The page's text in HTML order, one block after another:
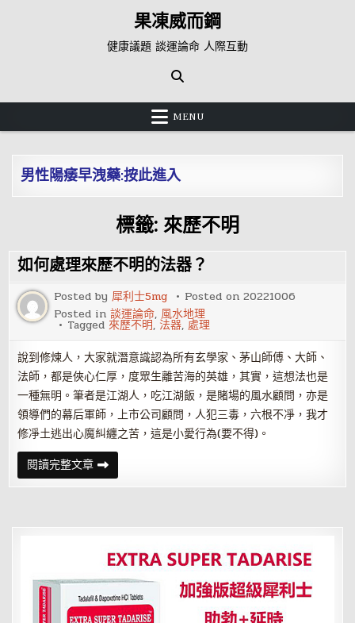
果凍威而鋼
健康議題 談運論命 人際互動
MENU
男性陽痿早洩藥:按此進入
標籤: 來歷不明
如何處理來歷不明的法器？
Posted by犀利士5mg Posted on20221006
Posted in談運論命, 風水地理
Tagged來歷不明, 法器,處理
說到修煉人，大家就潛意識認為所有玄學家、茅山師傅、大師、
法師，都是俠心仁厚，度眾生離苦海的英雄，其實，這想法也是
一種無明。筆者是江湖人，吃江湖飯，是賭場的風水顧問，亦是
領導們的幕后軍師，上市公司顧問，人犯三毒，六根不凈，我才
修凈土逃出心魔糾纏之苦，這是小愛行為(要不得)。
閱讀完整文章如
何
處
不
法
器？